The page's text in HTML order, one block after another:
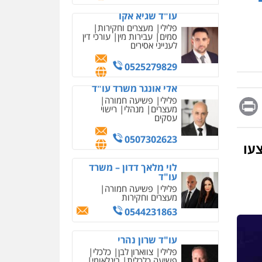
Message
Print
אלי אונגר משרד עו"ד
פלילי פשיעה חמורה
מעצרים מנהלי
לוי מלאך דדון – משרד
עו"ד
פלילי פשיעה חמורה
מעצרים וחקירות
עו"ד שרון נהרי
פלילי צווארון לבן כלכלי
פשיעה כלכלית
הליכי הסגרה
עו"ד מעיין שמחון
ודחיקת אזכורים שליליים
שירותים מקצועיים לעורכי
דין
0522508109
מהירות הגנה גיבוי
תמיכה שירותים מקצועיים
לעורכי דין
מרכז התחלה חדשה
שירותים מקצועיים לעורכי
דין
0544500346
מאיה בלום, עו"ס,
טיפול ושיקום
שירותים מקצועיים לעורכי
דין
איומים כתובים
תושב סכנין חשוד ששלח הודעות